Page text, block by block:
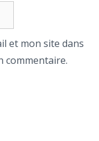
et mon site dans
commentaire.